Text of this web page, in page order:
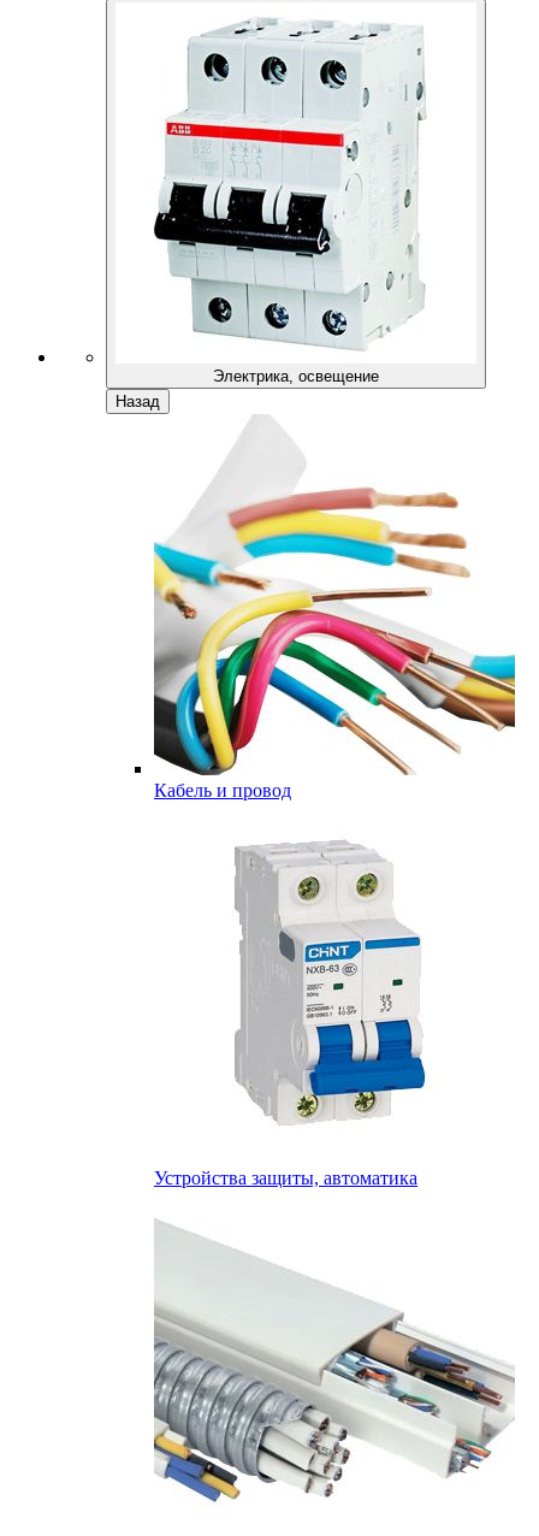
Электрика, освещение
Назад
Кабель и провод
Устройства защиты, автоматика